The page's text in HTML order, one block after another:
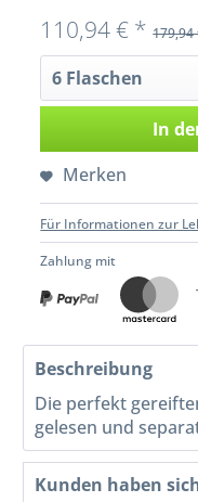
110,94 € *
In
Merken
Für Informationen zur
Zahlung mit
Beschreibung
Die perfekt
gelesen und
Kunden haben